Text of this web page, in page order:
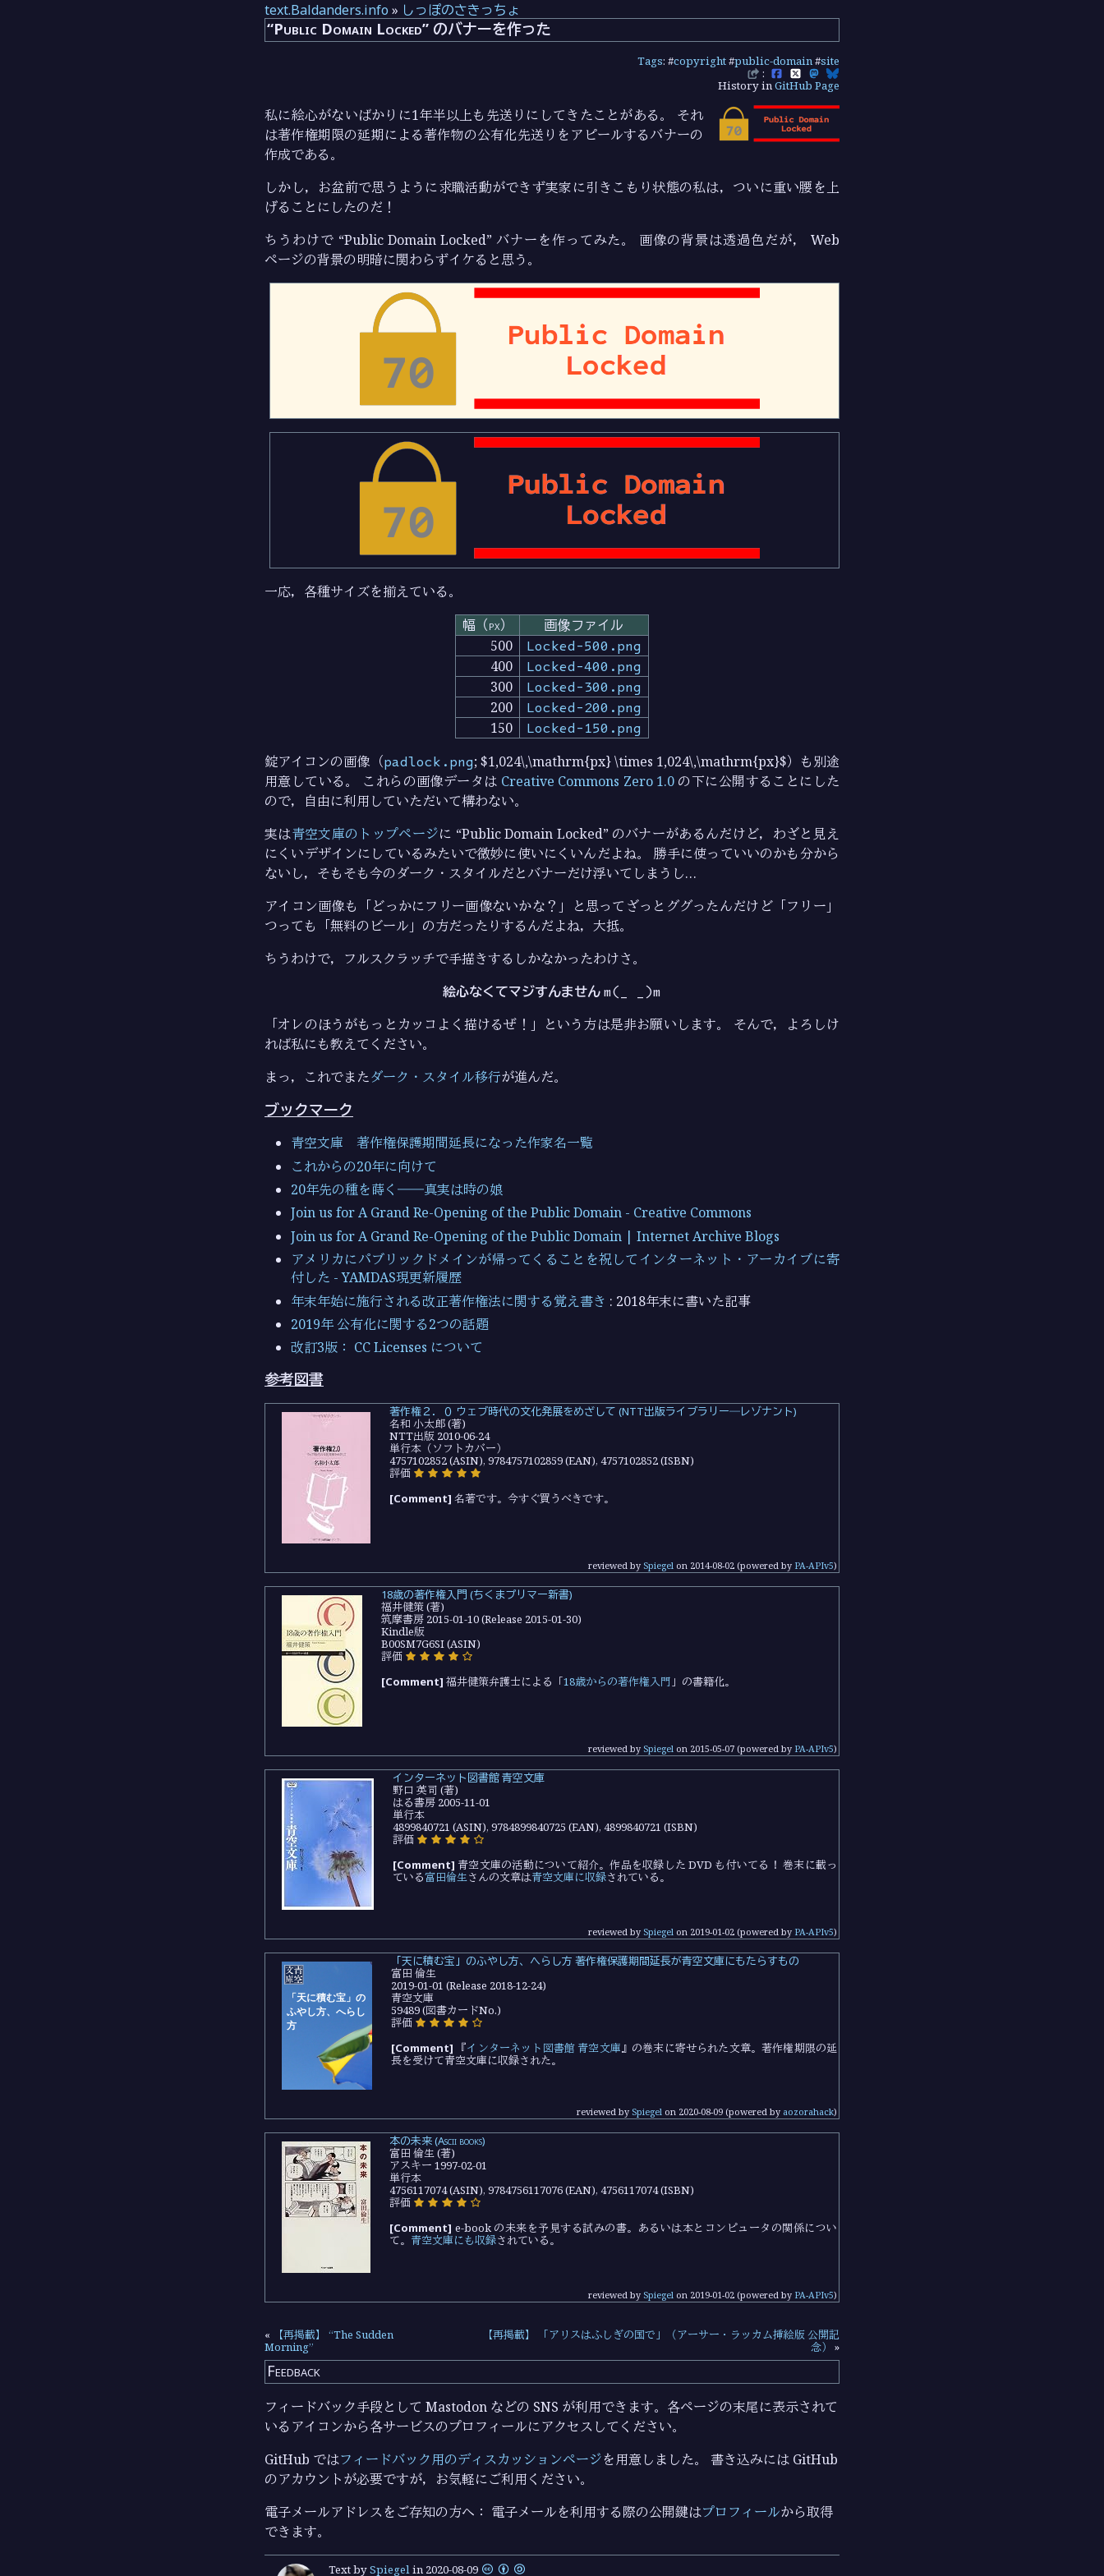
text.Baldanders.info » しっぽのさきっちょ
“Public Domain Locked” のバナーを作った
Tags: #copyright#public-domain#site
:
History inGitHub Page
私に絵心がないばかりに1年半以上も先送りにしてきたことがある。 それ
は著作権期限の延期による著作物の公有化先送りをアピールするバナーの
作成である。
しかし，お盆前で思うように求職活動ができず実家に引きこもり状態の私は，ついに重い腰を上
げることにしたのだ！
ちうわけで “Public Domain Locked” バナーを作ってみた。 画像の背景は透過色だが， Web
ページの背景の明暗に関わらずイケると思う。
一応，各種サイズを揃えている。
幅（px）
画像ファイル
500
Locked-500.png
400
Locked-400.png
300
Locked-300.png
200
Locked-200.png
150
Locked-150.png
錠アイコンの画像（padlock.png; $1,024\,\mathrm{px} \times 1,024\,\mathrm{px}$）も別途
用意している。 これらの画像データは Creative Commons Zero 1.0 の下に公開することにした
ので，自由に利用していただいて構わない。
実は青空文庫のトップページに “Public Domain Locked” のバナーがあるんだけど，わざと見え
にくいデザインにしているみたいで微妙に使いにくいんだよね。 勝手に使っていいのかも分から
ないし，そもそも今のダーク・スタイルだとバナーだけ浮いてしまうし…
アイコン画像も「どっかにフリー画像ないかな？」と思ってざっとググったんだけど「フリー」
つっても「無料のビール」の方だったりするんだよね，大抵。
ちうわけで，フルスクラッチで手描きするしかなかったわけさ。
絵心なくてマジすんませんm(_ _)m
「オレのほうがもっとカッコよく描けるぜ！」という方は是非お願いします。 そんで，よろしけ
れば私にも教えてください。
まっ，これでまたダーク・スタイル移行が進んだ。
ブックマーク
青空文庫 著作権保護期間延長になった作家名一覧
これからの20年に向けて
20年先の種を蒔く――真実は時の娘
Join us for A Grand Re-Opening of the Public Domain - Creative Commons
Join us for A Grand Re-Opening of the Public Domain | Internet Archive Blogs
アメリカにパブリックドメインが帰ってくることを祝してインターネット・アーカイブに寄
付した - YAMDAS現更新履歴
年末年始に施行される改正著作権法に関する覚え書き : 2018年末に書いた記事
2019年 公有化に関する2つの話題
改訂3版： CC Licenses について
参考図書
著作権２．０ ウェブ時代の文化発展をめざして (NTT出版ライブラリー―レゾナント)
名和 小太郎 (著)
NTT出版 2010-06-24
単行本（ソフトカバー）
4757102852 (ASIN), 9784757102859 (EAN), 4757102852 (ISBN)
評価
[Comment] 名著です。今すぐ買うべきです。
reviewed by Spiegel on 2014-08-02 (powered by PA-APIv5)
18歳の著作権入門 (ちくまプリマー新書)
福井健策 (著)
筑摩書房 2015-01-10 (Release 2015-01-30)
Kindle版
B00SM7G6SI (ASIN)
評価
[Comment] 福井健策弁護士による「18歳からの著作権入門 」の書籍化。
reviewed by Spiegel on 2015-05-07 (powered by PA-APIv5)
インターネット図書館 青空文庫
野口 英司 (著)
はる書房 2005-11-01
単行本
4899840721 (ASIN), 9784899840725 (EAN), 4899840721 (ISBN)
評価
[Comment] 青空文庫の活動について紹介。作品を収録した DVD も付いてる！ 巻末に載っ
ている富田倫生さんの文章は青空文庫に収録されている。
reviewed by Spiegel on 2019-01-02 (powered by PA-APIv5)
「天に積む宝」のふやし方、へらし方 著作権保護期間延長が青空文庫にもたらすもの
富田 倫生
2019-01-01 (Release 2018-12-24)
青空文庫
59489 (図書カードNo.)
評価
[Comment] 『インターネット図書館 青空文庫』の巻末に寄せられた文章。著作権期限の延
長を受けて青空文庫に収録された。
reviewed by Spiegel on 2020-08-09 (powered by aozorahack)
本の未来 (Ascii books)
富田 倫生 (著)
アスキー 1997-02-01
単行本
4756117074 (ASIN), 9784756117076 (EAN), 4756117074 (ISBN)
評価
[Comment] e-book の未来を予見する試みの書。あるいは本とコンピュータの関係につい
て。 青空文庫にも収録されている。
reviewed by Spiegel on 2019-01-02 (powered by PA-APIv5)
«
【再掲載】 “The Sudden
Morning”
【再掲載】 「アリスはふしぎの国で」（アーサー・ラッカム挿絵版 公開記
念）
»
Feedback
フィードバック手段として Mastodon などの SNS が利用できます。各ページの末尾に表示されて
いるアイコンから各サービスのプロフィールにアクセスしてください。
GitHub ではフィードバック用のディスカッションページを用意しました。 書き込みには GitHub
のアカウントが必要ですが，お気軽にご利用ください。
電子メールアドレスをご存知の方へ： 電子メールを利用する際の公開鍵はプロフィールから取得
できます。
Text bySpiegelin 2020-08-09